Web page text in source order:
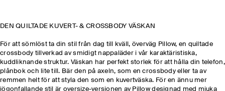
DEN QUILTADE KUVERT- & CROSSBODY VÄSKAN
För att sömlöst ta din stil från dag till kväll, överväg Pillow, en quiltade
crossbody tillverkad av smidigt nappaläder i vår karaktäristiska,
kuddliknande struktur. Väskan har perfekt storlek för att hålla din telefon,
plånbok och lite till. Bär den på axeln, som en crossbody eller ta av
remmen helt för att styla den som en kuvertväska. För en ännu mer
iögonfallande stil är oversize-versionen av Pillow designad med mjuka